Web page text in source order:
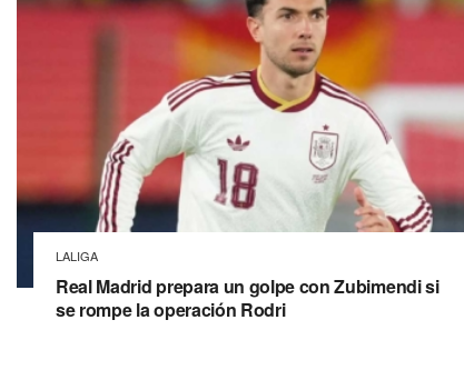
LALIGA
Real Madrid prepara un golpe con Zubimendi si
se rompe la operación Rodri